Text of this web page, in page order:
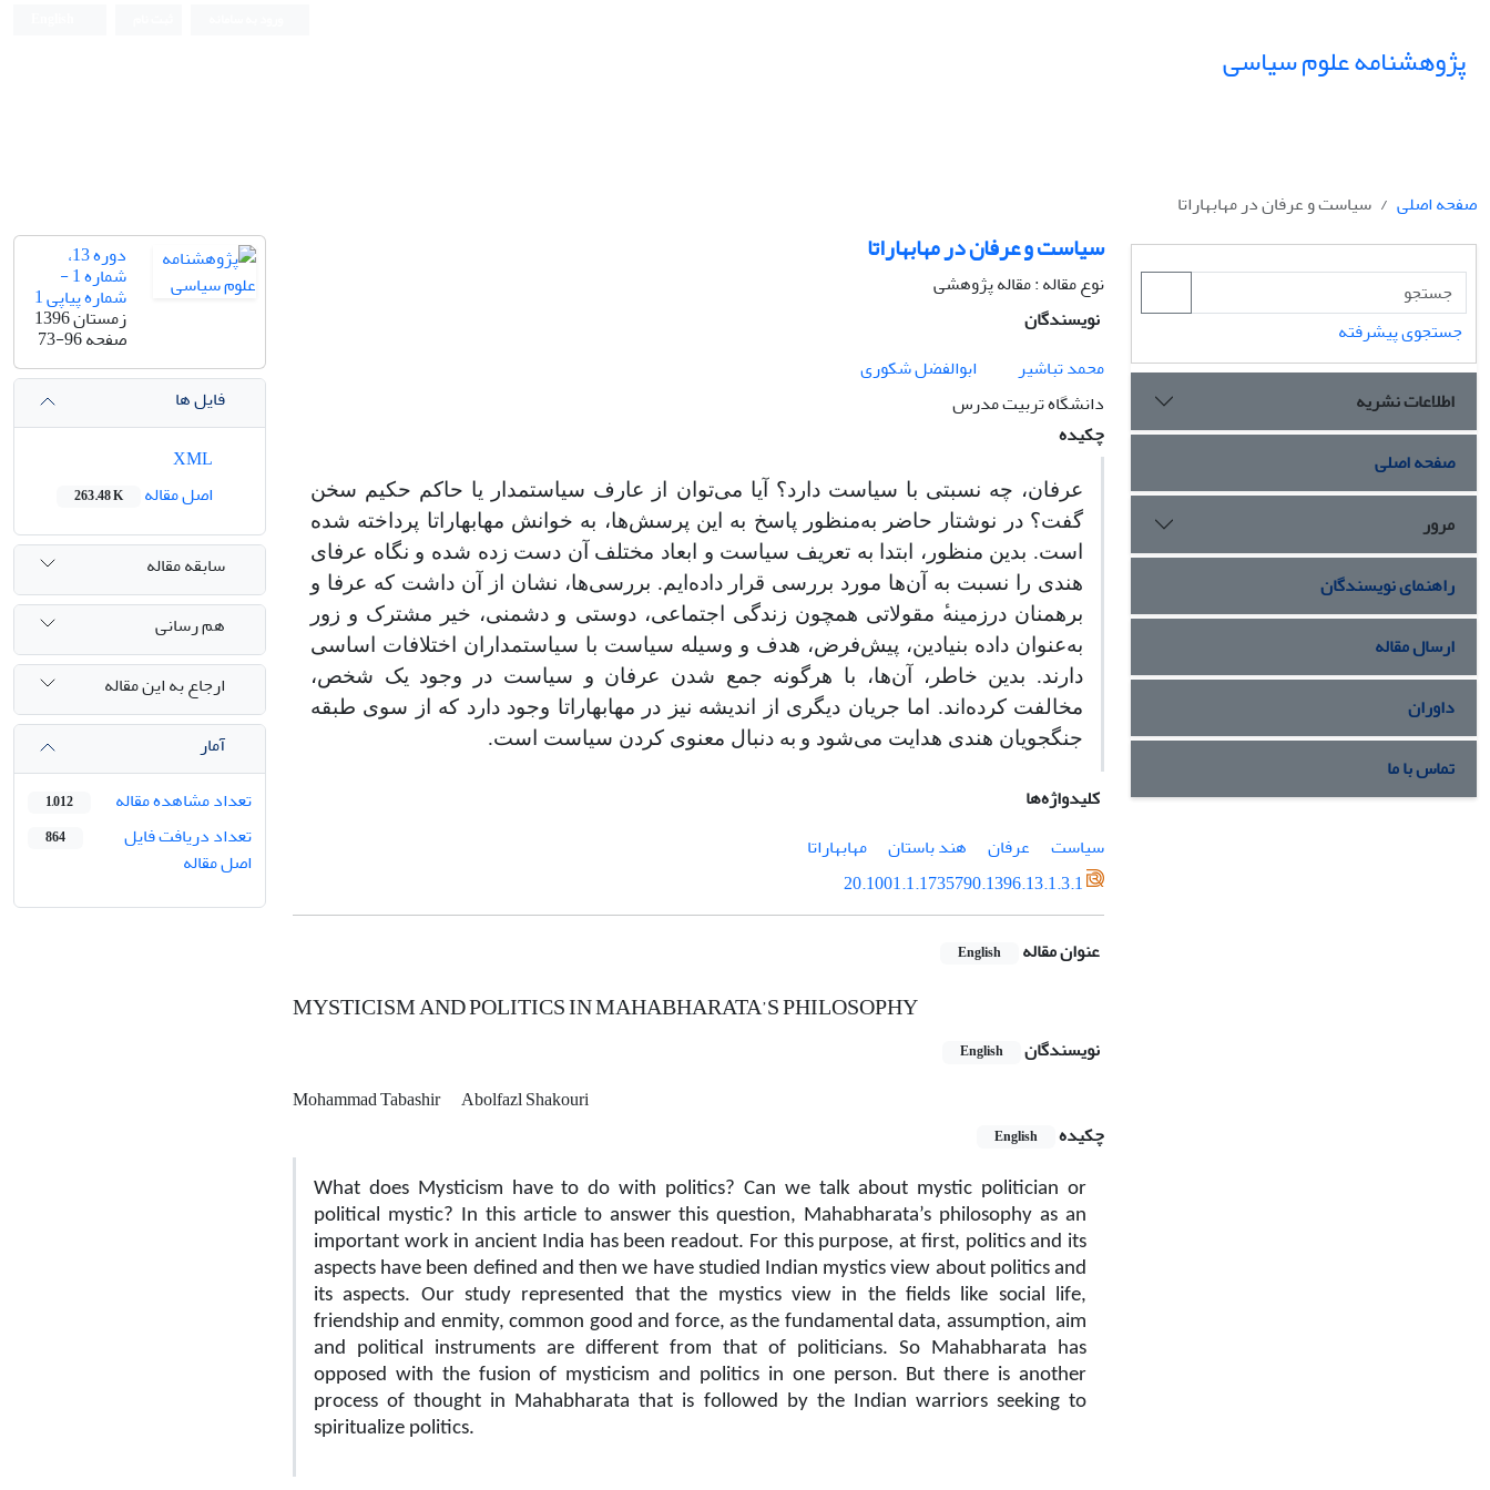
پژوهشنامه علوم سیاسی
صفحه اصلی سیاست و عرفان در مهابهاراتا
سیاست و عرفان در مهابهاراتا
نوع مقاله : مقاله پژوهشی
نویسندگان
محمد تباشیر
ابوالفضل شکوری
دانشگاه تربیت مدرس
چکیده
عرفان، چه نسبتی با سیاست دارد؟ آیا میتوان از عارف سیاستمدار یا حاکم حکیم سخن
گفت؟ در نوشتار حاضر به‌منظور پاسخ به این پرسشها، به خوانش مهابهاراتا پرداخته ‌شده
است. بدین منظور، ابتدا به تعریف سیاست و ابعاد مختلف آن دست زده شده و نگاه عرفای
هندی را نسبت به آنها مورد بررسی قرار داده ایم. بررسیها، نشان از آن داشت که عرفا و
برهمنان درزمینه مقولاتی همچون زندگی اجتماعی، دوستی و دشمنی، خیر مشترک و زور
بهعنوان داده بنیادین، پیش‌فرض، هدف و وسیله سیاست با سیاستمداران اختلافات
اساسی
دارند. بدین خاطر، آنها، با هرگونه جمع شدن عرفان و سیاست در وجود یک شخص،
مخالفت کرده اند. اما جریان دیگری از اندیشه نیز در مهابهاراتا وجود دارد که از سوی طبقه
جنگجویان هندی هدایت میشود و به دنبال معنوی کردن سیاست است.
کلیدواژه‌ها
سیاست
عرفان هند باستان
مهابهاراتا
20.1001.1.1735790.1396.13.1.3.1
عنوان مقاله English
MYSTICISM AND POLITICS IN MAHABHARATA’S PHILOSOPHY
نویسندگان English
Mohammad Tabashir Abolfazl Shakouri
چکیده
English
What does Mysticism have to do with politics? Can we talk about mystic politician or
political mystic?
In this article to answer this question, Mahabharata’s philosophy as an
important work in ancient India has been readout. For this purpose, at first, politics and its
aspects have been defined and then we have studied Indian mystics view about politics and
its aspects. Our study represented that the mystics view in the fields like social life,
friendship and enmity, common good and force, as the fundamental data, assumption, aim
and political instruments are different from that of politicians. So Mahabharata has
opposed with the fusion of mysticism and politics in one person. But there is another
process of thought in Mahabharata that is followed by the Indian warriors seeking to
spiritualize politics.
دوره 13،
شماره 1 -
شماره پیاپی 1
زمستان 1396
صفحه73-96
فایل ها
اصل مقاله
263.48 K
سابقه مقاله
هم رسانی
ارجاع به این مقاله
آمار
تعداد مشاهده مقاله
1,012
تعداد دریافت فایل
اصل مقاله
864
جستجوی پیشرفته
اطلاعات نشریه
صفحه اصلی
مرور
راهنمای نویسندگان
ارسال مقاله
داوران
تماس با ما